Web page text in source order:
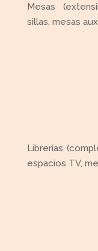
Mesas
sillas, mesas
Librerías
espacios TV,